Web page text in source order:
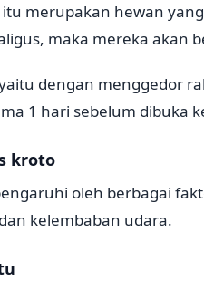
merupakan hewan
maka mereka akan
dengan menggedor
1 hari sebelum dibuka
kroto
oleh berbagai
kelembaban udara.